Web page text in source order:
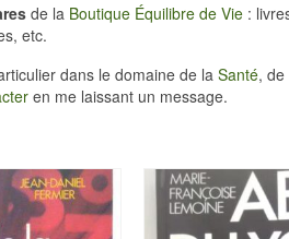
de la Boutique Équilibre de Vie :
etc.
dans le domaine de la Santé, de
en me laissant un message.